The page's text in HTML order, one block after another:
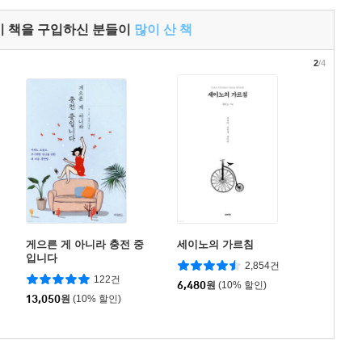
책을 구입하신 분들이 많이 산 책
게으른 게 아니라 충전 중
입니다
122건
13,050원 (10% 할인)
세이노의 가르침
2,854건
6,480원 (10% 할인)
2/4